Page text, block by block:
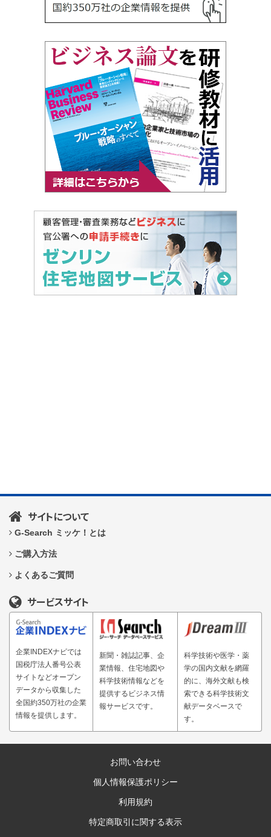
サイトについて
G-Search ミッケ！とは
ご購入方法
よくあるご質問
サービスサイト
企業INDEXナビでは
国税庁法人番号公表
サイトなどオープン
データから収集した
全国約350万社の企業
情報を提供します。
新聞・雑誌記事、企
業情報、住宅地図や
科学技術情報などを
提供するビジネス情
報サービスです。
科学技術や医学・薬
学の国内文献を網羅
的に、海外文献も検
索できる科学技術文
献データベースで
す。
お問い合わせ
個人情報保護ポリシー
利用規約
特定商取引に関する表示